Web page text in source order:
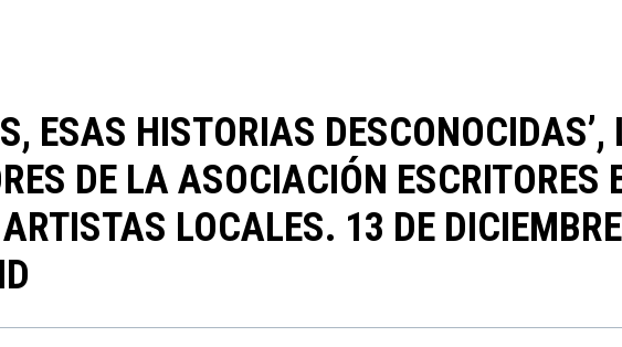
ESAS HISTORIAS DESCONOCIDAS’,
DE LA ASOCIACIÓN ESCRITORES
LOCALES. 13 DE